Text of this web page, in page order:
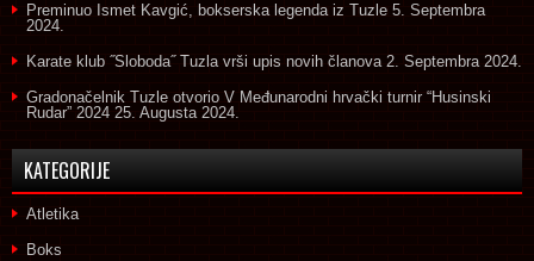
Preminuo Ismet Kavgić, bokserska legenda iz Tuzle 5. Septembra
2024.
Karate klub ˝Sloboda˝ Tuzla vrši upis novih članova 2. Septembra 2024.
Gradonačelnik Tuzle otvorio V Međunarodni hrvački turnir “Husinski
Rudar” 2024 25. Augusta 2024.
KATEGORIJE
Atletika
Boks